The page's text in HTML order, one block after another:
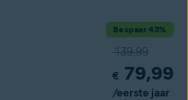
Bespaar 43%
€ 79,99
139,99
/eerste jaar